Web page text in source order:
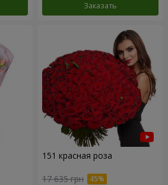
Заказать
151 красная роза
17 635 грн